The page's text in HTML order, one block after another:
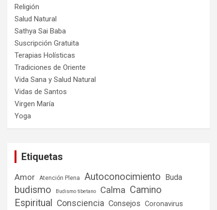
Religión
Salud Natural
Sathya Sai Baba
Suscripción Gratuita
Terapias Holísticas
Tradiciones de Oriente
Vida Sana y Salud Natural
Vidas de Santos
Virgen María
Yoga
Etiquetas
Amor Atención Plena Autoconocimiento Buda
budismo Budismo tibetano Calma Camino
Espiritual
Consciencia Consejos Coronavirus